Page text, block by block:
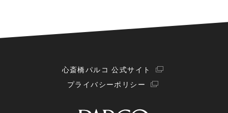
心斎橋パルコ 公式サイト
プライバシーポリシー